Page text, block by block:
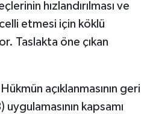
hızlandırılması ve
etmesi için köklü
Taslakta öne çıkan
açıklanmasının geri
uygulamasının kapsamı